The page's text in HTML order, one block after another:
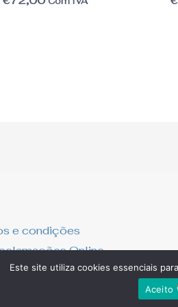
e condições
Online
Este site utiliza cookies essenciais
Aceito